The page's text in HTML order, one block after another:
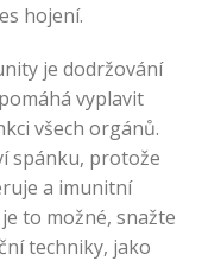
hojení.
je dodržování
vyplavit
všech orgánů.
spánku, protože
a imunitní
to možné, snažte
techniky, jako